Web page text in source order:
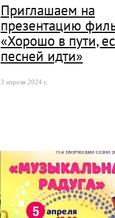
Приглашаем на
презентацию
«Хорошо в пути,
песней идти»
3 апреля 2024 г.